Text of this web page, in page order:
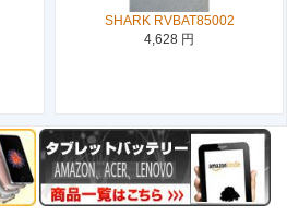
SHARK RVBAT85002
4,628 円